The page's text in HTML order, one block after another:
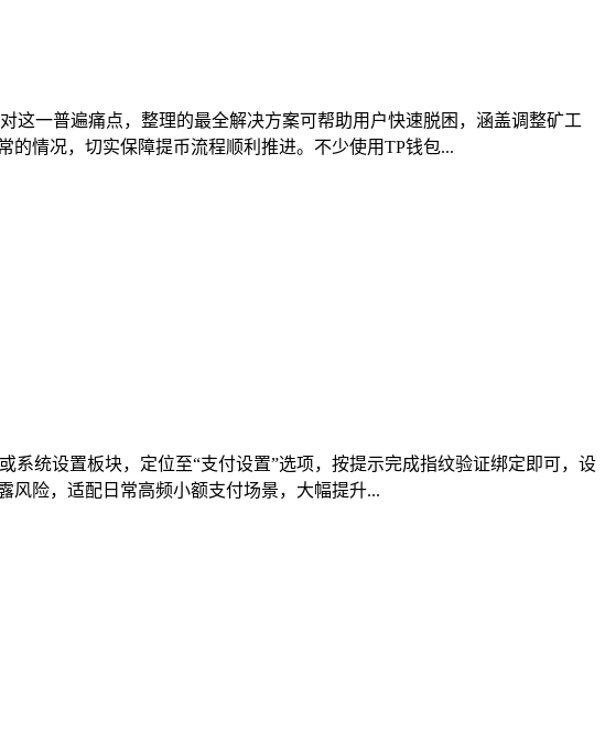
这一普遍痛点，整理的最全解决方案可帮助用户快速脱困，涵盖调整矿工
情况，切实保障提币流程顺利推进。不少使用TP钱包...
系统设置板块，定位至“支付设置”选项，按提示完成指纹验证绑定即可，设
风险，适配日常高频小额支付场景，大幅提升...